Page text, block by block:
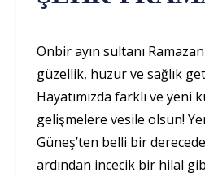
Onbir ayın sultanı
güzellik, huzur ve sağlık
Hayatımızda farklı ve yeni
gelişmelere vesile olsun!
Güneş’ten belli bir
ardından incecik bir hilal